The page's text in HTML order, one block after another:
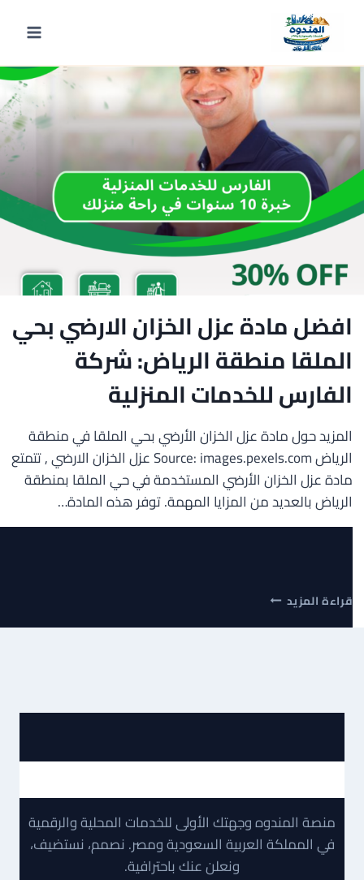
المحتوى
عزل
افضل مادة عزل الخزان الارضي بحي
الملقا منطقة الرياض: شركة
الفارس للخدمات المنزلية
المزيد حول مادة عزل الخزان الأرضي بحي الملقا في منطقة
الرياض Source: images.pexels.com عزل الخزان الارضي , تتمتع
مادة عزل الخزان الأرضي المستخدمة في حي الملقا بمنطقة
الرياض بالعديد من المزايا المهمة. توفر هذه المادة…
قراءة المزيدافضل
عزل
منطقة
الفارس
المنزلية
منصة المندوه وجهتك الأولى للخدمات المحلية والرقمية
في المملكة العربية السعودية ومصر. نصمم، نستضيف،
ونعلن عنك باحترافية.